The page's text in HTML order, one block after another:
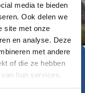
media te bieden
Ook delen we
site met onze
en analyse. Deze
met andere
of die ze hebben
hun services.